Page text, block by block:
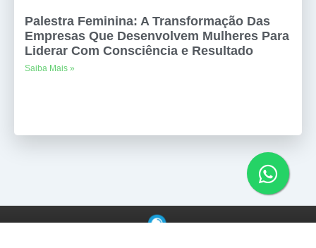
Palestra Feminina: A Transformação Das
Empresas Que Desenvolvem Mulheres Para
Liderar Com Consciência e Resultado
Saiba Mais »